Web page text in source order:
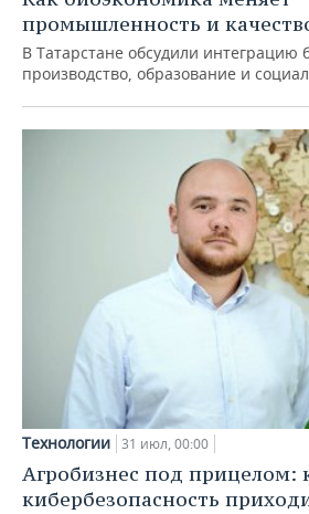
промышленность и
В Татарстане обсудили интеграцию
производство, образование и
Технологии 31 июл, 00:00
Агробизнес под прицелом:
кибербезопасность